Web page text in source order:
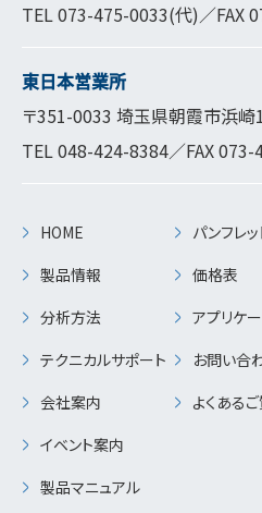
TEL073-475-0033(代)／FAX
東日本営業所
〒351-0033 埼玉県朝霞市浜崎
TEL048-424-8384／FAX
HOME
製品情報
分析方法
テクニカルサポート
会社案内
イベント案内
製品マニュアル
パンフレ
価格表
アプリケ
お問い合
よくある